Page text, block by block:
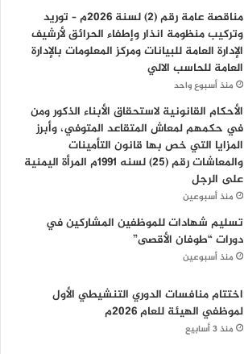
مناقصة عامة رقم (2) لسنة 2026م – توريد
وتركيب منظومة انذار وإطفاء الحرائق لأرشيف
الإدارة العامة للبيانات ومركز المعلومات بالإدارة
العامة للحاسب الالي
منذ أسبوع واحد
الأحكام القانونية لاستحقاق الأبناء الذكور ومن
في حكمهم لمعاش المتقاعد المتوفي، وأبرز
المزايا التي خص بها قانون التأمينات
والمعاشات رقم (25) لسنه 1991م المرأة اليمنية
على الرجل
منذ أسبوعين
تسليم شهادات للموظفين المشاركين في
دورات “طوفان الأقصى”
منذ أسبوعين
اختتام منافسات الدوري التنشيطي الأول
لموظفي الهيئة للعام 2026م
منذ 3 أسابيع